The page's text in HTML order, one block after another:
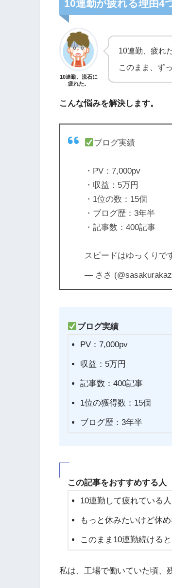
10連勤が疲れる理由4
10連勤、流石に
疲れた。
10連勤、疲れ
このまま、ず
こんな悩みを解決します。
ブログ実績
・PV：7,000pv
・収益：5万円
・1位の数：15個
・ブログ歴：3年半
・記事数：400記事
スピードはゆっくりで
— ささ
ブログ実績
PV：7,000pv
収益：5万円
記事数：400記事
1位の獲得数：15個
ブログ歴：3年半
この記事をおすすめする人
10連勤して疲れている人
もっと休みたいけど休め
このまま10連勤続ける
私は、工場で働いていた頃、